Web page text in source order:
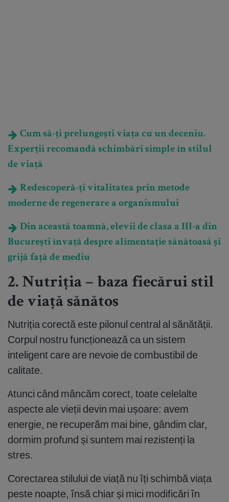
Cum să-ți prelungești viața cu un deceniu.
Experții recomandă schimbări simple în stilul
de viață
Redescoperă-ți vitalitatea prin metode
moderne de regenerare a organismului
Din această toamnă, elevii de clasa a III-a din
București învață despre alimentație sănătoasă și
grijă față de mediu
2. Nutriția – baza fiecărui stil
de viață sănătos
Nutriția corectă este pilonul central al sănătății.
Corpul nostru funcționează ca un sistem
inteligent care are nevoie de combustibil de
calitate.
Atunci când mâncăm corect, toate celelalte
aspecte ale vieții devin mai ușoare: avem
energie, ne recuperăm mai bine, gândim clar,
dormim profund și suntem mai rezistenți la
stres.
Corectarea stilului de viață nu îți schimbă viața
peste noapte, însă chiar și mici modificări în